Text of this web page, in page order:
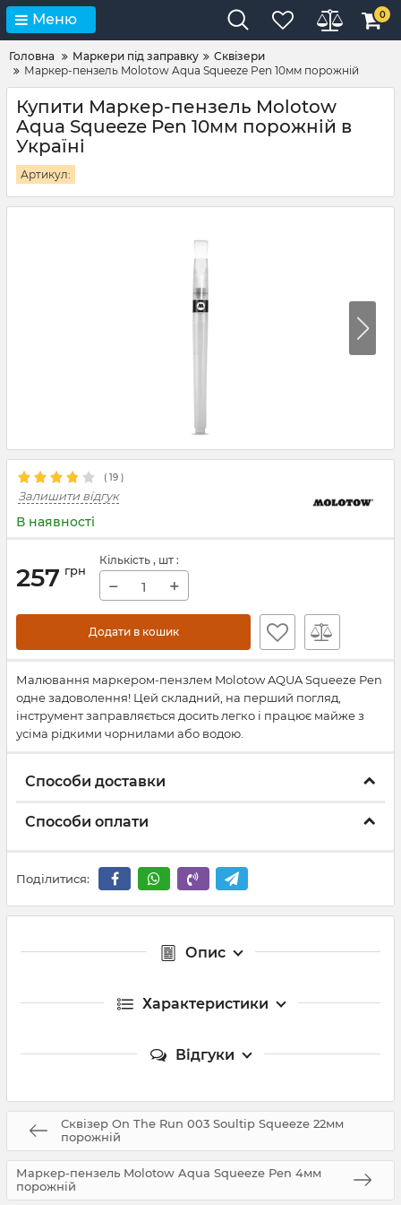
Меню 0
Головна Маркери під заправку
Сквізери
Маркер-пензель Molotow Aqua Squeeze Pen 10мм порожній
Купити Маркер-пензель Molotow
Aqua Squeeze Pen 10мм порожній в
Україні
Артикул:
( 19 )
Залишити відгук
В наявності
257 грн
Кількість , шт :
− +
Додати в кошик
Малювання маркером-пензлем Molotow AQUA Squeeze Pen
одне задоволення! Цей складний, на перший погляд,
інструмент заправляється досить легко і працює майже з
усіма рідкими чорнилами або водою.
Способи доставки
Способи оплати
Поділитися:
Опис
Характеристики
Відгуки
Сквізер On The Run 003 Soultip Squeeze 22мм
порожній
Маркер-пензель Molotow Aqua Squeeze Pen 4мм
порожній